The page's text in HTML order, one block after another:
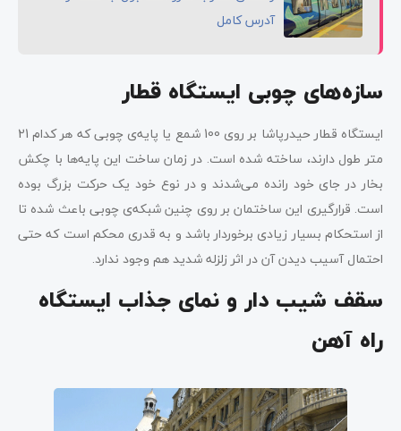
آدرس کامل
سازه‌های چوبی ایستگاه قطار
ایستگاه قطار حیدرپاشا بر روی 100 شمع یا پایه‌ی چوبی که هر کدام 21
متر طول دارند، ساخته شده است. در زمان ساخت این پایه‌ها با چکش
بخار در جای خود رانده می‌شدند و در نوع خود یک حرکت بزرگ بوده
است. قرارگیری این ساختمان بر روی چنین شبکه‌ی چوبی باعث شده تا
از استحکام بسیار زیادی برخوردار باشد و به قدری محکم است که حتی
احتمال آسیب دیدن آن در اثر زلزله شدید هم وجود ندارد.
سقف شیب دار و نمای جذاب ایستگاه
راه آهن